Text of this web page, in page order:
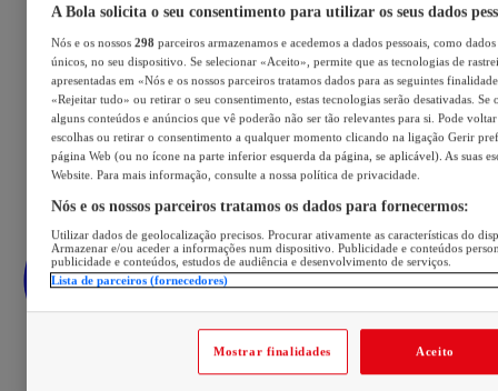
A Bola solicita o seu consentimento para utilizar os seus dados
Nós e os nossos 298 parceiros armazenamos e acedemos a dados pessoais, como
únicos, no seu dispositivo. Se selecionar «Aceito», permite que as tecnologias de
apresentadas em «Nós e os nossos parceiros tratamos dados para as seguintes
«Rejeitar tudo» ou retirar o seu consentimento, estas tecnologias serão desativadas. Se
alguns conteúdos e anúncios que vê poderão não ser tão relevantes para si. Pode voltar
escolhas ou retirar o consentimento a qualquer momento clicando na ligação Gerir
página Web (ou no ícone na parte inferior esquerda da página, se aplicável). As suas
Website. Para mais informação, consulte a nossa política de privacidade.
Nós e os nossos parceiros tratamos os dados para fornecermos:
Utilizar dados de geolocalização precisos. Procurar ativamente as características do
Armazenar e/ou aceder a informações num dispositivo. Publicidade e conteúdos
publicidade e conteúdos, estudos de audiência e desenvolvimento de serviços.
Lista de parceiros (fornecedores)
Mostrar finalidades Aceito